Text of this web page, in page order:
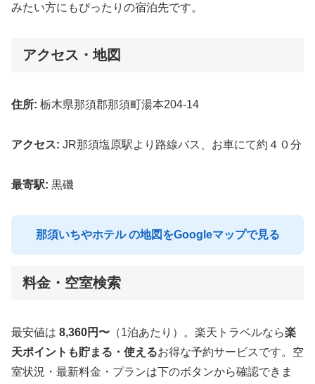
みたい方にもぴったりの宿泊先です。
アクセス・地図
住所: 栃木県那須郡那須町湯本204-14
アクセス: JR那須塩原駅より路線バス、お車にて約４０分
最寄駅: 黒磯
那須いちやホテル の地図をGoogleマップで見る
料金・空室検索
最安値は 8,360円〜 （1泊あたり）。楽天トラベルなら楽
天ポイントも貯まる・使えるお得な予約サービスです。空
室状況・最新料金・プランは下のボタンから確認できま